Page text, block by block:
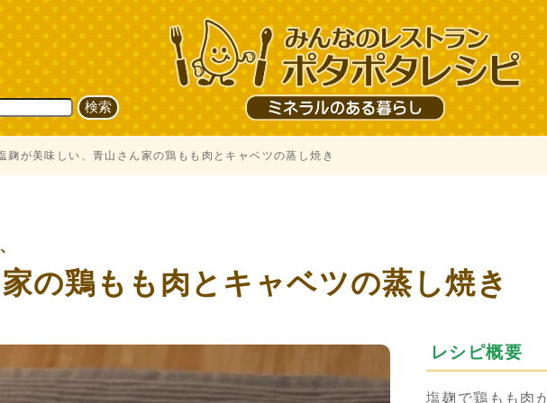
麹が美味しい、青山さん家の鶏もも肉とキャベツの蒸し焼き
の鶏もも肉とキャベツの蒸し焼き
レシピ概要
塩麹で鶏もも肉